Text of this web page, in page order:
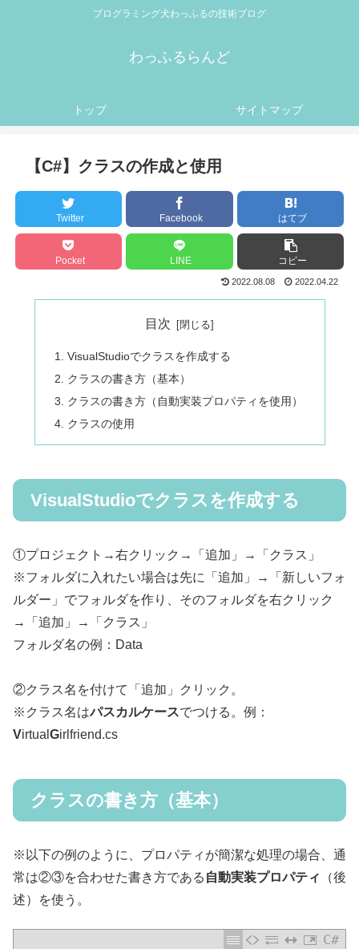
プログラミング犬わっふるの技術ブログ
わっふるらんど
トップ サイトマップ
【C#】クラスの作成と使用
Twitter Facebook はてブ
Pocket LINE コピー
2022.08.08 2022.04.22
目次
VisualStudioでクラスを作成する
クラスの書き方（基本）
クラスの書き方（自動実装プロパティを使用）
クラスの使用
VisualStudioでクラスを作成する
①プロジェクト→右クリック→「追加」→「クラス」
※フォルダに入れたい場合は先に「追加」→「新しいフォ
ルダー」でフォルダを作り、そのフォルダを右クリック
→「追加」→「クラス」
フォルダ名の例：Data
②クラス名を付けて「追加」クリック。
※クラス名はパスカルケースでつける。例：
Virtual Girlfriend.cs
クラスの書き方（基本）
※以下の例のように、プロパティが簡潔な処理の場合、通
常は②③を合わせた書き方である 自動実装プロパティ
（後
述）を使う。
C#